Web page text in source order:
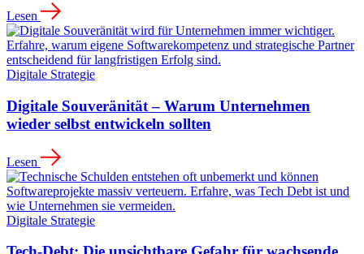
Lesen
Digitale Strategie
Digitale Souveränität – Warum Unternehmen
wieder selbst entwickeln sollten
Lesen
Digitale Strategie